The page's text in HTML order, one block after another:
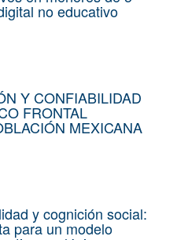
no educativo
Y CONFIABILIDAD
FRONTAL
MEXICANA
y cognición social:
para un modelo